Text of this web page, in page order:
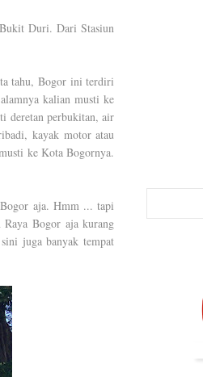
Duri. Dari Stasiun
tahu, Bogor ini terdiri
kalian musti ke
deretan perbukitan, air
kayak motor atau
ke Kota Bogornya.
aja. Hmm ... tapi
Raya Bogor aja kurang
juga banyak tempat